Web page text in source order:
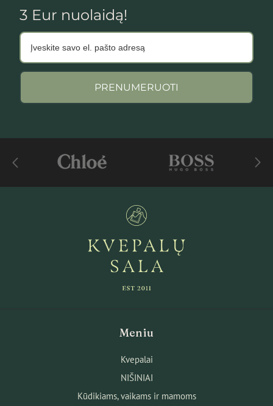
3 Eur nuolaidą!
PRENUMERUOTI
Meniu
Kvepalai
NIŠINIAI
Kūdikiams, vaikams ir mamoms